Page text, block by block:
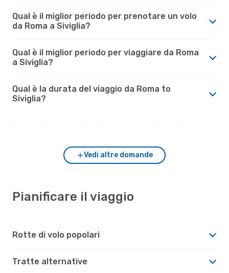
Qual è il miglior periodo per prenotare un volo
da Roma a Siviglia?
Qual è il miglior periodo per viaggiare da Roma
a Siviglia?
Qual è la durata del viaggio da Roma to
Siviglia?
Vedi altre domande
Pianificare il viaggio
Rotte di volo popolari
Tratte alternative